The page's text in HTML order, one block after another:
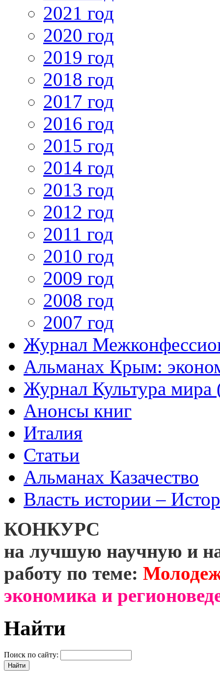
2021 год
2020 год
2019 год
2018 год
2017 год
2016 год
2015 год
2014 год
2013 год
2012 год
2011 год
2010 год
2009 год
2008 год
2007 год
Журнал
Альманах Крым:
Журнал Культура
Анонсы книг
Италия
Статьи
Альманах Казачество
Власть истории –
КОНКУРС
на лучшую научную и
работу по теме:
экономика и
Найти
Поиск по сайту: